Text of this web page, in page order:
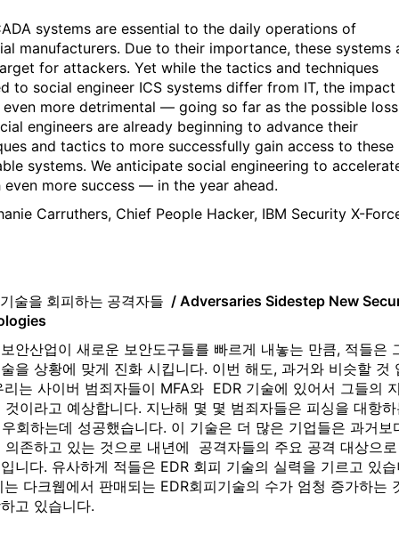
systems are essential to the daily operations of
manufacturers. Due to their importance, these systems
for attackers. Yet while the tactics and techniques
to social engineer ICS systems differ from IT, the impact
even more detrimental — going so far as the possible
engineers are already beginning to advance their
and tactics to more successfully gain access to these
systems. We anticipate social engineering to
more success — in the year ahead.
Carruthers, Chief People Hacker, IBM Security X-
술을 회피하는 공격자들 / Adversaries Sidestep New
안산업이 새로운 보안도구들를 빠르게 내놓는 만큼, 적들은
을 상황에 맞게 진화 시킵니다. 이번 해도, 과거와 비슷할 것
리는 사이버 범죄자들이 MFA와 EDR 기술에 있어서 그들의
것이라고 예상합니다. 지난해 몇 몇 범죄자들은 피싱을 대항
회하는데 성공했습니다. 이 기술은 더 많은 기업들은 과거보
의존하고 있는 것으로 내년에 공격자들의 주요 공격 대상으
니다. 유사하게 적들은 EDR 회피 기술의 실력을 기르고 있
는 다크웹에서 판매되는 EDR회피기술의 수가 엄청 증가하는
고 있습니다.